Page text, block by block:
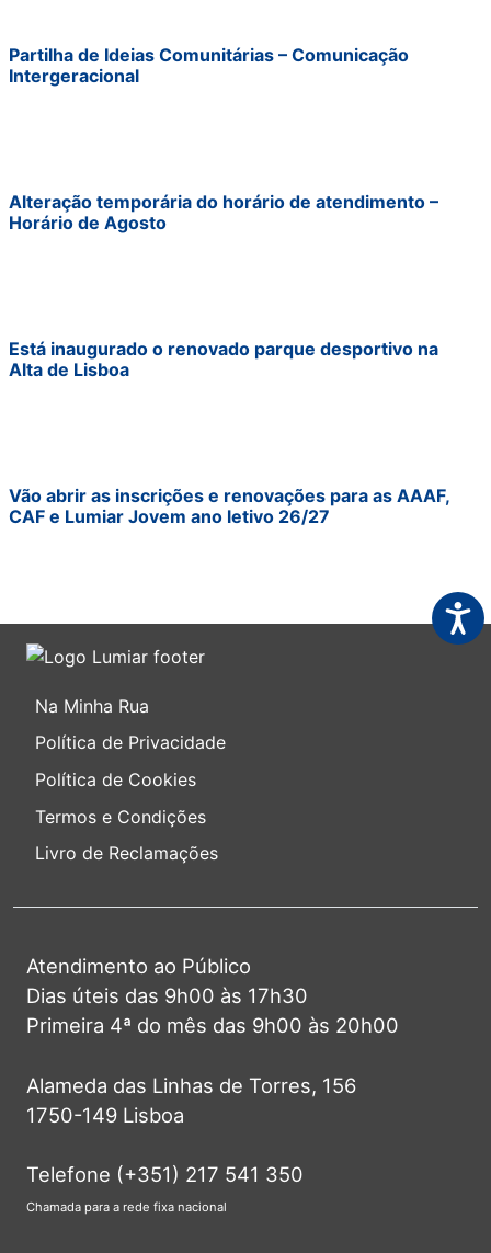
Partilha de Ideias Comunitárias – Comunicação
Intergeracional
Alteração temporária do horário de atendimento –
Horário de Agosto
Está inaugurado o renovado parque desportivo na
Alta de Lisboa
Vão abrir as inscrições e renovações para as AAAF,
CAF e Lumiar Jovem ano letivo 26/27
Na Minha Rua
Política de Privacidade
Política de Cookies
Termos e Condições
Livro de Reclamações
Atendimento ao Público
Dias úteis das 9h00 às 17h30
Primeira 4ª do mês das 9h00 às 20h00
Alameda das Linhas de Torres, 156
1750-149 Lisboa
Telefone (+351) 217 541 350
Chamada para a rede fixa nacional